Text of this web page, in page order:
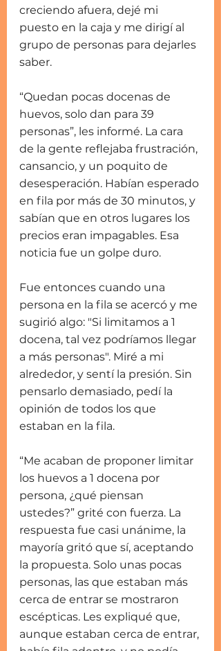
creciendo afuera, dejé mi
puesto en la caja y me dirigí al
grupo de personas para dejarles
saber.
“Quedan pocas docenas de
huevos, solo dan para 39
personas”, les informé. La cara
de la gente reflejaba frustración,
cansancio, y un poquito de
desesperación. Habían esperado
en fila por más de 30 minutos, y
sabían que en otros lugares los
precios eran impagables. Esa
noticia fue un golpe duro.
Fue entonces cuando una
persona en la fila se acercó y me
sugirió algo: "Si limitamos a 1
docena, tal vez podríamos llegar
a más personas". Miré a mi
alrededor, y sentí la presión. Sin
pensarlo demasiado, pedí la
opinión de todos los que
estaban en la fila.
“Me acaban de proponer limitar
los huevos a 1 docena por
persona, ¿qué piensan
ustedes?” grité con fuerza. La
respuesta fue casi unánime, la
mayoría gritó que sí, aceptando
la propuesta. Solo unas pocas
personas, las que estaban más
cerca de entrar se mostraron
escépticas. Les expliqué que,
aunque estaban cerca de entrar,